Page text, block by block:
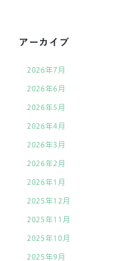
アーカイブ
2026年7月
2026年6月
2026年5月
2026年4月
2026年3月
2026年2月
2026年1月
2025年12月
2025年11月
2025年10月
2025年9月